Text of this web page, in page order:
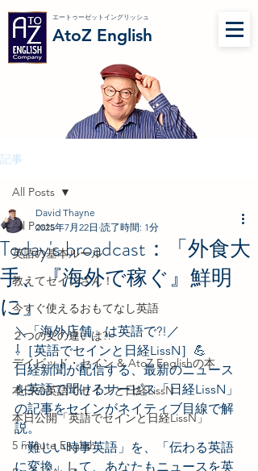
AtoZ English
エートゥーゼットイングリッシュ
記事
All Posts
英語の基本ルール
教えてセインさん！
今すぐ使えるおもてなし英語
２つの文の違いは?!
デイビッド・セイン & AtoZ Englishの本
本日の英語でセインと日経LissN
本日公開「英語でセインと日経LissN」
5 minute English
All Posts
Today's broadcast：「外食大
手、『海外で稼ぐ』鮮明
に」
David Thayne
2025年7月22日 読了時間: 1分
＼「海外店舗」は英語で?!／
⇩［英語でセインと日経LissN］💪
日経新聞が配信する、最新のニュース
を英語で聞けるサービス「日経LissN」
の記事をセインがネイティブ目線で解
説。
「難しい時事英語」を、「伝わる英語
に変換」して、あなたもニュースを英